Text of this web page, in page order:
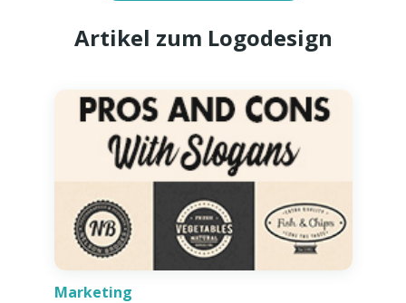
Artikel zum Logodesign
Marketing